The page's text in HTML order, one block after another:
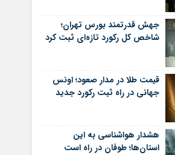
جهش قدرتمند بورس تهران؛
شاخص کل رکورد تازه‌ای ثبت کرد
قیمت طلا در مدار صعود؛ اونس
جهانی در راه ثبت رکورد جدید
هشدار هواشناسی به این
استان‌ها؛ طوفان در راه است